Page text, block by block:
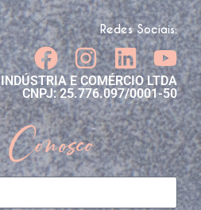
Redes Sociais:
E COMÉRCIO LTDA
CNPJ: 25.776.097/0001-50